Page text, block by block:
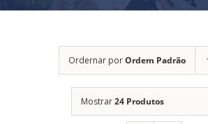
Ordernar porOrdem Padrão
Mostrar24 Produtos